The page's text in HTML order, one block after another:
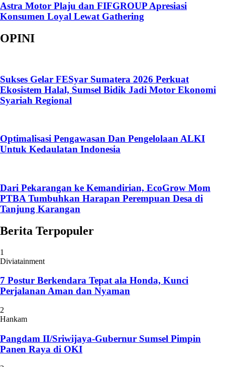
Astra Motor Plaju dan FIFGROUP Apresiasi
Konsumen Loyal Lewat Gathering
OPINI
Sukses Gelar FESyar Sumatera 2026 Perkuat
Ekosistem Halal, Sumsel Bidik Jadi Motor Ekonomi
Syariah Regional
Optimalisasi Pengawasan Dan Pengelolaan ALKI
Untuk Kedaulatan Indonesia
Dari Pekarangan ke Kemandirian, EcoGrow Mom
PTBA Tumbuhkan Harapan Perempuan Desa di
Tanjung Karangan
Berita Terpopuler
1
Diviatainment
7 Postur Berkendara Tepat ala Honda, Kunci
Perjalanan Aman dan Nyaman
2
Hankam
Pangdam II/Sriwijaya-Gubernur Sumsel Pimpin
Panen Raya di OKI